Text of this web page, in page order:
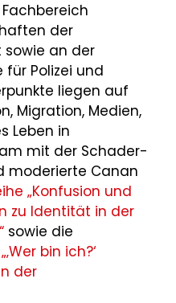
der
an der
für Polizei und
liegen auf
Migration, Medien,
Leben in
mit der Schader-
moderierte Canan
„Konfusion und
zu Identität in der
sowie die
bin ich?‘
der